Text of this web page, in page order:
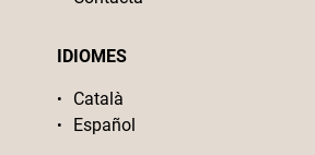
IDIOMES
Català
Español